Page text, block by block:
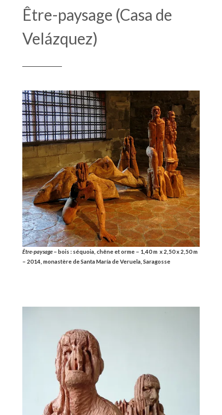
Être-paysage (Casa de
Velázquez)
Être-paysage– bois : séquoia, chêne et orme – 1,40 m x 2,50 x 2,50 m
– 2014, monastère de Santa María de Veruela, Saragosse